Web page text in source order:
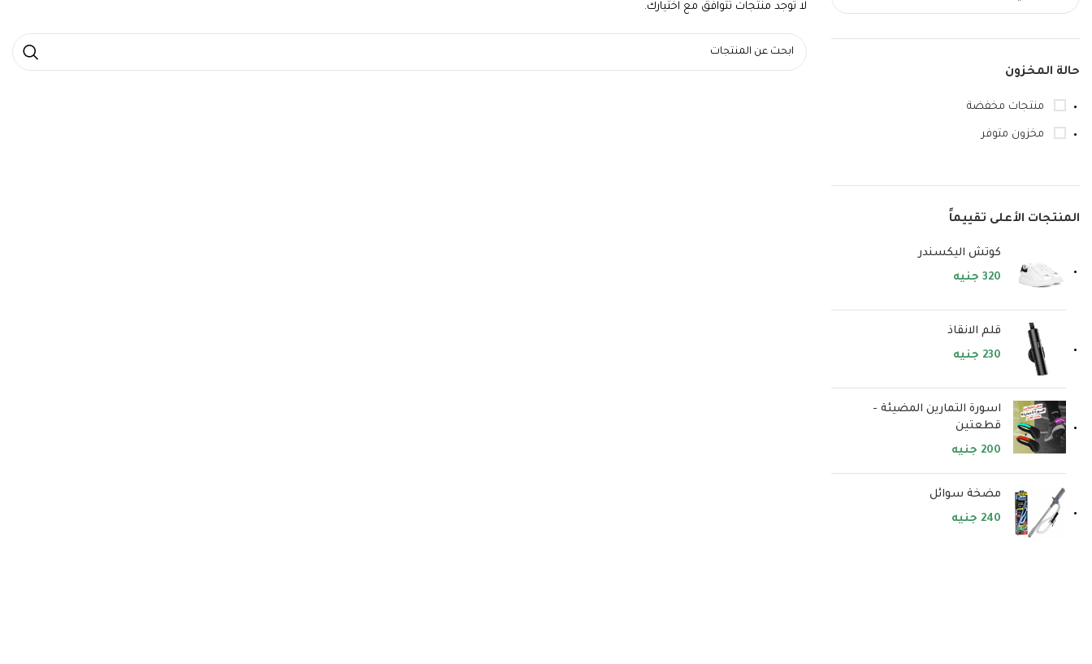
حالة المخزون
منتجات مخفضة
مخزون متوفر
المنتجات الأعلى تقييماً
كوتش اليكسندر
320 جنيه
قلم الانقاذ
230 جنيه
اسورة التمارين المضيئة -
قطعتين
200 جنيه
مضخة سوائل
240 جنيه
لا توجد منتجات تتوافق مع اختيارك.